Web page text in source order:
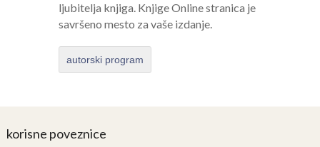
ljubitelja knjiga. Knjige Online stranica je
savršeno mesto za vaše izdanje.
autorski program
korisne poveznice